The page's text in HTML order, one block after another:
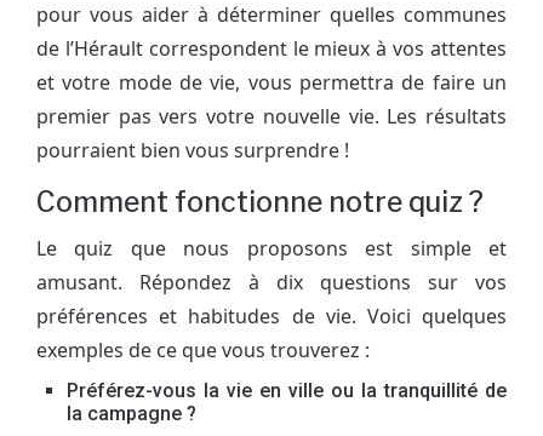
pour vous aider à déterminer quelles communes
de l’Hérault correspondent le mieux à vos attentes
et votre mode de vie, vous permettra de faire un
premier pas vers votre nouvelle vie. Les résultats
pourraient bien vous surprendre !
Comment fonctionne notre quiz ?
Le quiz que nous proposons est simple et
amusant. Répondez à dix questions sur vos
préférences et habitudes de vie. Voici quelques
exemples de ce que vous trouverez :
Préférez-vous la vie en ville ou la tranquillité de
la campagne ?